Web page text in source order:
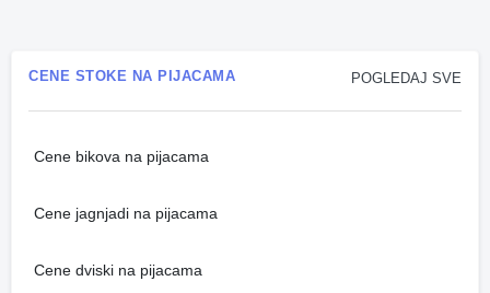
POGLEDAJ SVE
CENE STOKE NA PIJACAMA
Cene bikova na pijacama
Cene jagnjadi na pijacama
Cene dviski na pijacama